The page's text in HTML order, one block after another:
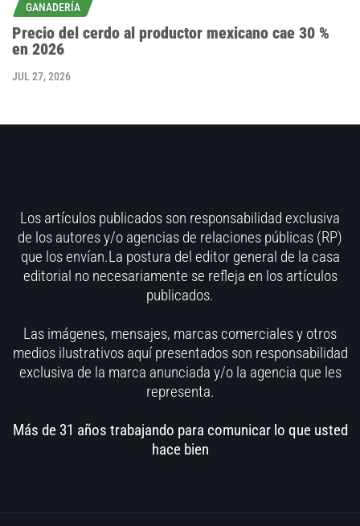
GANADERÍA
Precio del cerdo al productor mexicano cae 30 %
en 2026
JUL 27, 2026
Los artículos publicados son responsabilidad exclusiva
de los autores y/o agencias de relaciones públicas (RP)
que los envían.La postura del editor general de la casa
editorial no necesariamente se refleja en los artículos
publicados.
Las imágenes, mensajes, marcas comerciales y otros
medios ilustrativos aquí presentados son responsabilidad
exclusiva de la marca anunciada y/o la agencia que les
representa.
Más de 31 años trabajando para comunicar lo que usted
hace bien